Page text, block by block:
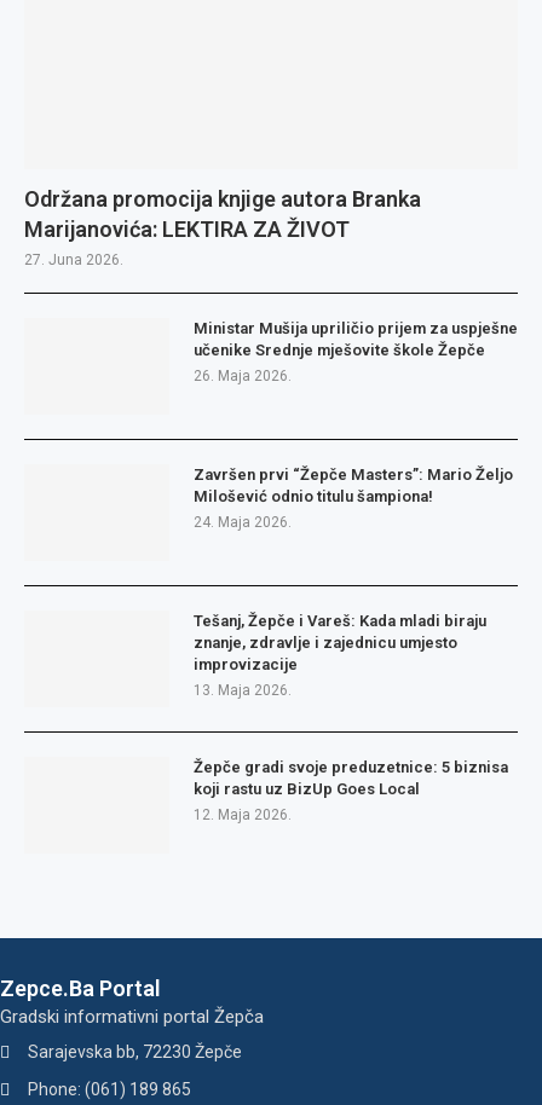
Održana promocija knjige autora Branka
Marijanovića: LEKTIRA ZA ŽIVOT
27. Juna 2026.
Ministar Mušija upriličio prijem za uspješne
učenike Srednje mješovite škole Žepče
26. Maja 2026.
Završen prvi “Žepče Masters”: Mario Željo
Milošević odnio titulu šampiona!
24. Maja 2026.
Tešanj, Žepče i Vareš: Kada mladi biraju
znanje, zdravlje i zajednicu umjesto
improvizacije
13. Maja 2026.
Žepče gradi svoje preduzetnice: 5 biznisa
koji rastu uz BizUp Goes Local
12. Maja 2026.
Zepce.Ba Portal
Gradski informativni portal Žepča
Sarajevska bb, 72230 Žepče
Phone: (061) 189 865